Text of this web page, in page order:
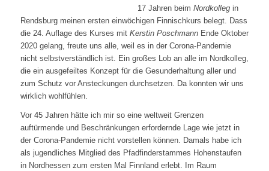
17 Jahren beim Nordkollegin
Rendsburg meinen ersten einwöchigen Finnischkurs belegt. Dass
die 24. Auflage des Kurses mit Kerstin PoschmannEnde Oktober
2020 gelang, freute uns alle, weil es in der Corona-Pandemie
nicht selbstverständlich ist. Ein großes Lob an alle im Nordkolleg,
die ein ausgefeiltes Konzept für die Gesunderhaltung aller und
zum Schutz vor Ansteckungen durchsetzen. Da konnten wir uns
wirklich wohlfühlen.
Vor 45 Jahren hätte ich mir so eine weltweit Grenzen
auftürmende und Beschränkungen erfordernde Lage wie jetzt in
der Corona-Pandemie nicht vorstellen können. Damals habe ich
als jugendliches Mitglied des Pfadfinderstammes Hohenstaufen
in Nordhessen zum ersten Mal Finnland erlebt. Im Raum